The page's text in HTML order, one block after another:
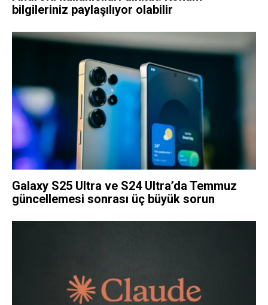
bilgileriniz paylaşılıyor olabilir
Galaxy S25 Ultra ve S24 Ultra’da Temmuz
güncellemesi sonrası üç büyük sorun